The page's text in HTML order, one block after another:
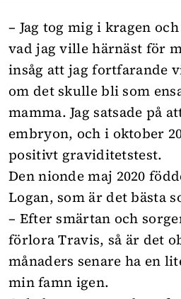
– Jag tog mig i kragen
vad jag ville härnäst för
insåg att jag fortfarande
om det skulle bli som
mamma. Jag satsade på
embryon, och i oktober
positivt graviditetstest.
Den nionde maj 2020
Logan, som är det bästa
– Efter smärtan och
förlora Travis, så är det
månaders senare ha en
min famn igen.